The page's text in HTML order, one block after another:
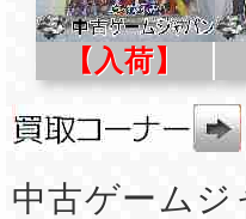
【入荷】
中古ゲーム